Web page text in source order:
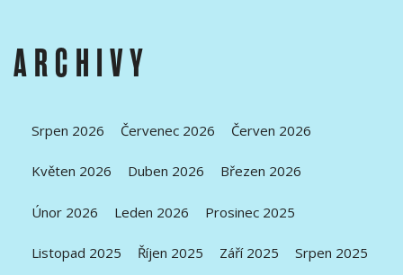
ARCHIVY
Srpen 2026 Červenec 2026 Červen 2026
Květen 2026 Duben 2026 Březen 2026
Únor 2026 Leden 2026 Prosinec 2025
Listopad 2025 Říjen 2025 Září 2025 Srpen 2025